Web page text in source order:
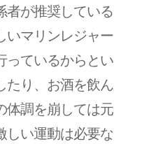
者が推奨している
いマリンレジャー
っているからとい
たり、お酒を飲ん
体調を崩しては元
しい運動は必要な